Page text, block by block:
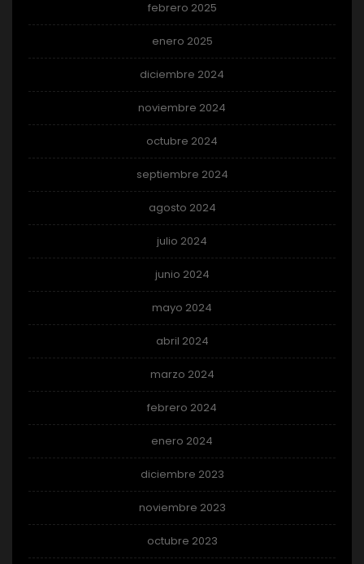
febrero 2025
enero 2025
diciembre 2024
noviembre 2024
octubre 2024
septiembre 2024
agosto 2024
julio 2024
junio 2024
mayo 2024
abril 2024
marzo 2024
febrero 2024
enero 2024
diciembre 2023
noviembre 2023
octubre 2023